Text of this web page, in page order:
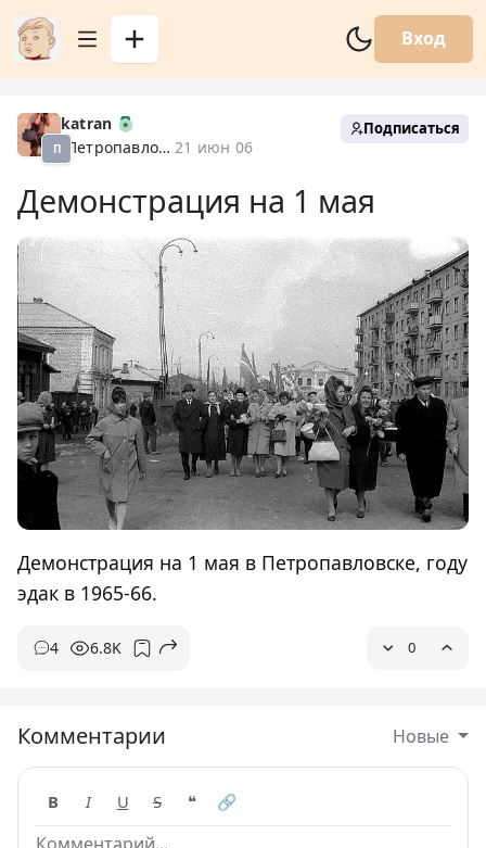
Вход
П
katran
Петропавловск XX 21 июн 06
Подписаться
Демонстрация на 1 мая
Демонстрация на 1 мая в Петропавловске, году
эдак в 1965-66.
4 6.8K 0
Комментарии Новые
B I U S ❝ 🔗